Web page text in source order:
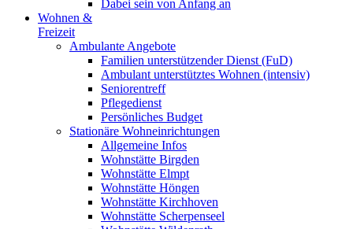
Dabei sein von Anfang an
Wohnen &
Freizeit
Ambulante Angebote
Familien unterstützender Dienst (FuD)
Ambulant unterstütztes Wohnen (intensiv)
Seniorentreff
Pflegedienst
Persönliches Budget
Stationäre Wohneinrichtungen
Allgemeine Infos
Wohnstätte Birgden
Wohnstätte Elmpt
Wohnstätte Höngen
Wohnstätte Kirchhoven
Wohnstätte Scherpenseel